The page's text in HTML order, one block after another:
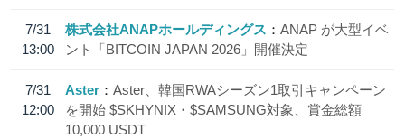
7/31
13:00
株式会社ANAPホールディングス
ANAP が大型イベ
ント「BITCOIN JAPAN 2026」開催決定
7/31
12:00
Aster
Aster、韓国RWAシーズン1取引キャンペーン
を開始 $SKHYNIX・$SAMSUNG対象、賞金総額
10,000 USDT